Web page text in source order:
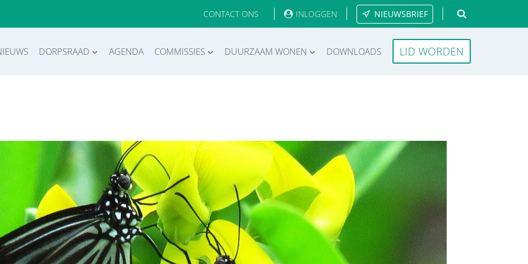
CONTACT ONS INLOGGEN NIEUWSBRIEF
DORPSRAAD AGENDA COMMISSIES DUURZAAM WONEN DOWNLOADS LID WORDEN